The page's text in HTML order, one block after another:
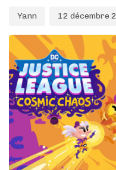
Yann 12 décembre